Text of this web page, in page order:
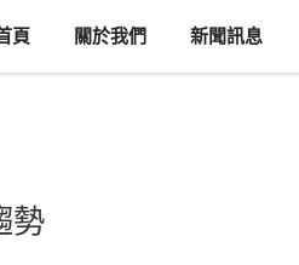
頁 關於我們 新聞訊息
勢